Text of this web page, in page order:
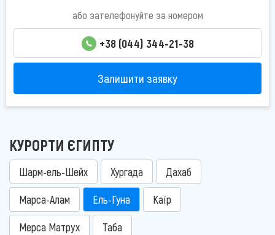
або зателефонуйте за номером
+38 (044) 344-21-38
Залишити заявку
КУРОРТИ ЄГИПТУ
Шарм-ель-Шейх Хургада Дахаб
Марса-Алам Ель-Гуна Каїр
Мерса Матрух Таба